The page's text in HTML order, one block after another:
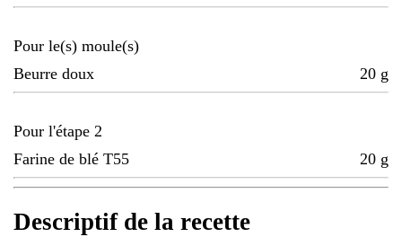
Pour le(s) moule(s)
Beurre doux
20 g
Pour l'étape 2
Farine de blé T55
20 g
Descriptif de la recette